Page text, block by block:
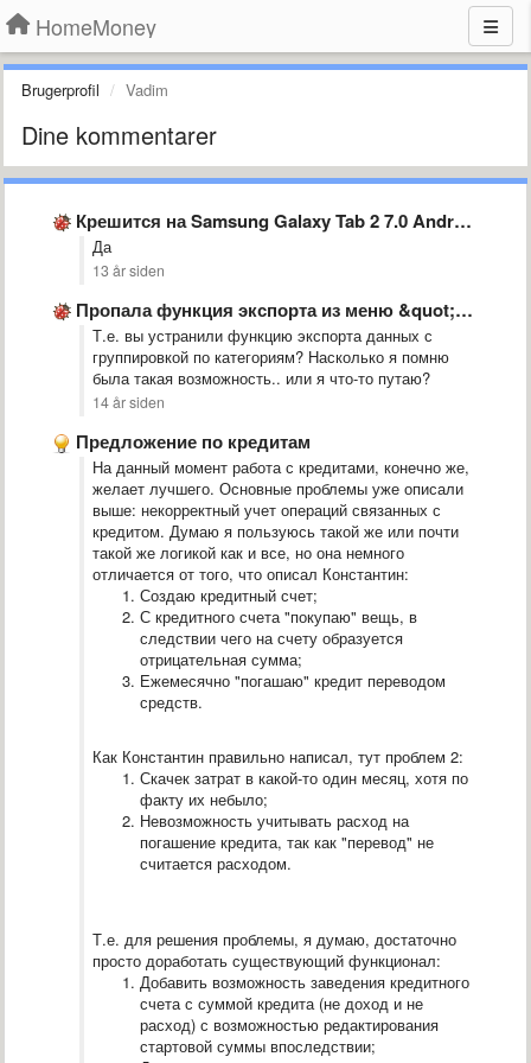
HomeMoney
Brugerprofil Vadim
Dine kommentarer
Крешится на Samsung Galaxy Tab 2 7.0 Android 4.0.3
​Да
13 år siden
Пропала функция экспорта из меню &quot;Другое&quot;
Т.е. вы устранили функцию экспорта данных с
группировкой по категориям? Насколько я помню
была такая возможность.. или я что-то путаю?
14 år siden
Предложение по кредитам
На данный момент работа с кредитами, конечно же,
желает лучшего. Основные проблемы уже описали
выше: некорректный учет операций связанных с
кредитом. Думаю я пользуюсь такой же или почти
такой же логикой как и все, но она немного
отличается от того, что описал Константин:
Создаю кредитный счет;
С кредитного счета "покупаю" вещь, в
следствии чего на счету образуется
отрицательная сумма;
Ежемесячно "погашаю" кредит переводом
средств.
Как Константин правильно написал, тут проблем 2:
Скачек затрат в какой-то один месяц, хотя по
факту их небыло;
Невозможность учитывать расход на
погашение кредита, так как "перевод" не
считается расходом.
Т.е. для решения проблемы, я думаю, достаточно
просто доработать существующий функционал:
Добавить возможность заведения кредитного
счета с суммой кредита (не доход и не
расход) с возможностью редактирования
стартовой суммы впоследствии;